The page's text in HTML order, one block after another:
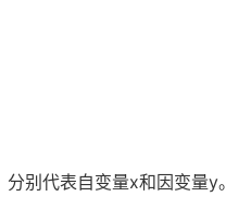
别代表自变量x和因变量y。